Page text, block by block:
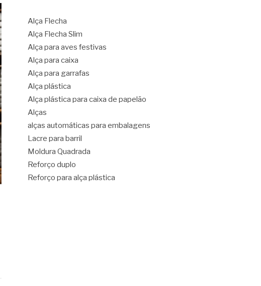
Alça Flecha
Alça Flecha Slim
Alça para aves festivas
Alça para caixa
Alça para garrafas
Alça plástica
Alça plástica para caixa de papelão
Alças
alças automáticas para embalagens
Lacre para barril
Moldura Quadrada
Reforço duplo
Reforço para alça plástica